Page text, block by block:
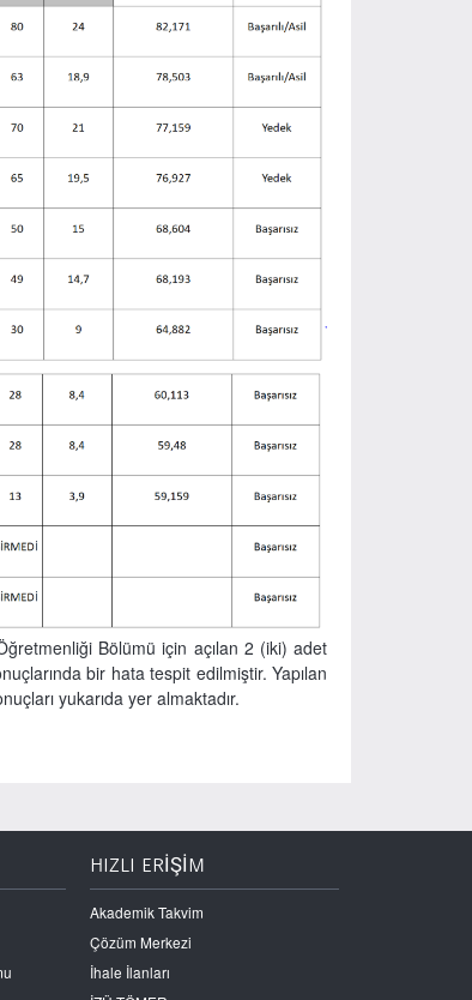
Bölümü için açılan 2 (iki) adet
bir hata tespit edilmiştir. Yapılan
yukarıda yer almaktadır.
HIZLI ERİŞİM
Akademik Takvim
Çözüm Merkezi
İhale İlanları